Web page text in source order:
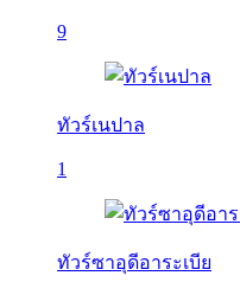
9
ทัวร์เนปาล
1
ทัวร์ซาอุดีอาระเบีย